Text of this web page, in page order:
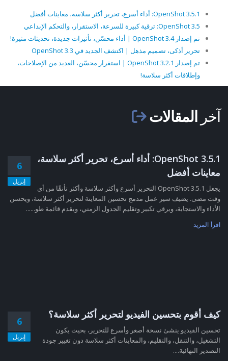
OpenShot 3.5.1: أداء أسرع، تحرير أكثر سلاسة، معاينات أفضل
OpenShot 3.5: ترقية كبيرة للسرعة، الاستقرار، والتحكم الإبداعي
تم إصدار OpenShot 3.4 | أداء محسّن، تأثيرات جديدة، تحديثات مثيرة!
تحرير أذكى، تصميم مذهل | اكتشف الجديد في OpenShot 3.3
تم إصدار OpenShot 3.2.1 | استقرار محسّن، العديد من الإصلاحات،
وإطلاقات أكثر سلاسة!
آخر المقالات
6
إبريل
OpenShot 3.5.1: أداء أسرع، تحرير أكثر سلاسة،
معاينات أفضل
يجعل OpenShot 3.5.1 التحرير أسرع وأكثر سلاسة وأكثر تأنقًا من أي
وقت مضى. يضيف سير عمل مدمج تحسين المعاينة لتحرير أكثر سلاسة، ويحسن
الأداء والاستجابة، ويرقي تكبير وتقليم الجدول الزمني، ويقدم قائمة طو......
اقرأ المزيد
6
إبريل
كيف أقوم بتحسين الفيديو لتحرير أكثر سلاسة؟
تحسين الفيديو ينشئ نسخة أصغر وأسرع للتحرير، بحيث يكون
التشغيل، والتنقل، والتقليم، والمعاينات أكثر سلاسة دون تغيير جودة
التصدير النهائية....